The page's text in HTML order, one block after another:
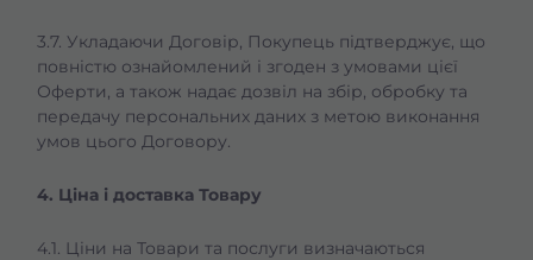
3.7. Укладаючи Договір, Покупець підтверджує, що
повністю ознайомлений і згоден з умовами цієї
Оферти, а також надає дозвіл на збір, обробку та
передачу персональних даних з метою виконання
умов цього Договору.
4. Ціна і доставка Товару
4.1. Ціни на Товари та послуги визначаються